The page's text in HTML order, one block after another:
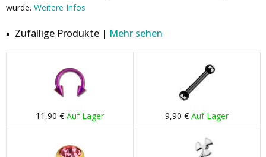
wurde. Weitere Infos
Zufällige Produkte | Mehr sehen
11,90 € Auf Lager 9,90 € Auf Lager